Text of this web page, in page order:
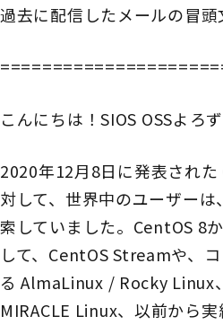
過去に配信したメールの冒頭
こんにちは！SIOS OSSよろ
2020年12月8日に発表され
対して、世界中のユーザー
索していました。CentOS 8
して、CentOS Streamや、
る AlmaLinux / Rocky Linux
MIRACLE Linux、以前から